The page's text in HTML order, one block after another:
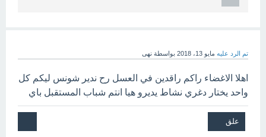
تم الرد عليه مايو 13، 2018 بواسطة نهى
اهلا الاغضاء راكم راقدين في العسل رح ندير شونس ليكم كل
واحد يختار دغري نشاط يديرو هيا انتم شباب المستقبل باي